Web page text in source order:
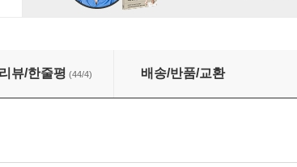
리뷰/한줄평 (44/4) 배송/반품/교환